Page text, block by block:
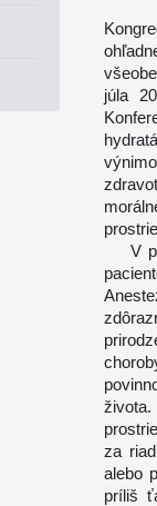
júla
V
života.
za
alebo
príliš